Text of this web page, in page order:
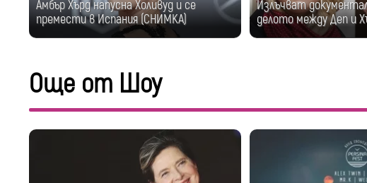
Амбър Хърд напусна Холивуд и се
премести в Испания (СНИМКА)
Излъчват
делото между Деп и
Още от Шоу